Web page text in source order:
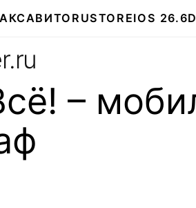
АВИТО RUSTOREIOS 26.6
–